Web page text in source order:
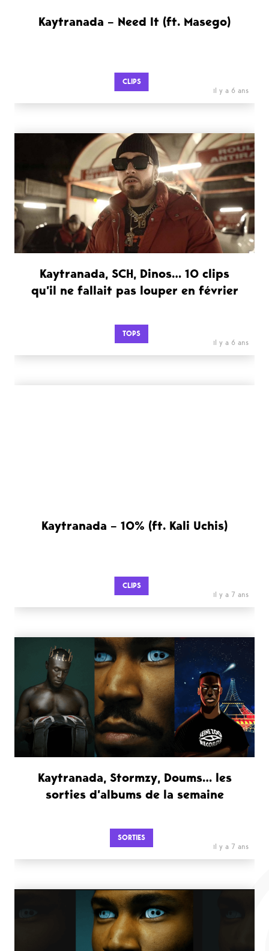
Kaytranada – Need It (ft. Masego)
CLIPS
il y a 6 ans
Kaytranada, SCH, Dinos… 10 clips
qu’il ne fallait pas louper en février
TOPS
il y a 6 ans
Kaytranada – 10% (ft. Kali Uchis)
CLIPS
il y a 7 ans
Kaytranada, Stormzy, Doums… les
sorties d’albums de la semaine
SORTIES
il y a 7 ans